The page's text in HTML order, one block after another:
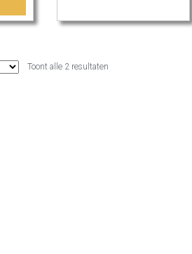
Toont alle 2 resultaten